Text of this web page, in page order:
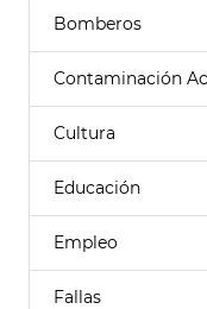
Bomberos
Contaminación
Cultura
Educación
Empleo
Fallas